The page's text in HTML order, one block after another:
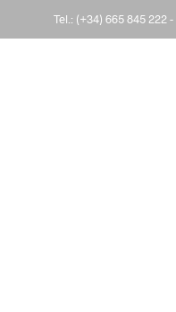
Tel.: (+34) 665 845 222-